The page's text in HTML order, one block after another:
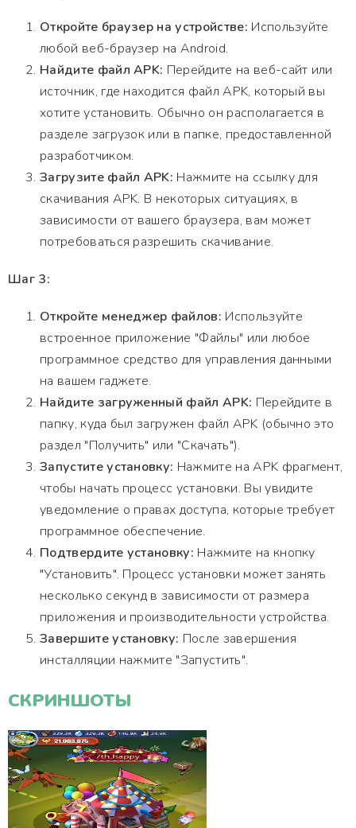
Откройте браузер на устройстве: Используйте
любой веб-браузер на Android.
Найдите файл APK: Перейдите на веб-сайт или
источник, где находится файл APK, который вы
хотите установить. Обычно он располагается в
разделе загрузок или в папке, предоставленной
разработчиком.
Загрузите файл APK: Нажмите на ссылку для
скачивания APK. В некоторых ситуациях, в
зависимости от вашего браузера, вам может
потребоваться разрешить скачивание.
Шаг 3:
Откройте менеджер файлов: Используйте
встроенное приложение "Файлы" или любое
программное средство для управления данными
на вашем гаджете.
Найдите загруженный файл APK: Перейдите в
папку, куда был загружен файл APK (обычно это
раздел "Получить" или "Скачать").
Запустите установку: Нажмите на APK фрагмент,
чтобы начать процесс установки. Вы увидите
уведомление о правах доступа, которые требует
программное обеспечение.
Подтвердите установку: Нажмите на кнопку
"Установить". Процесс установки может занять
несколько секунд в зависимости от размера
приложения и производительности устройства.
Завершите установку: После завершения
инсталляции нажмите "Запустить".
СКРИНШОТЫ